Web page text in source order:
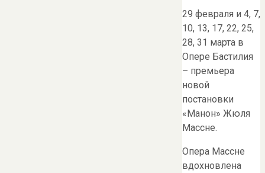
29 февраля и 4, 7,
10, 13, 17, 22, 25,
28, 31 марта в
Опере Бастилия
– премьера
новой
постановки
«Манон» Жюля
Массне.
Опера Массне
вдохновлена